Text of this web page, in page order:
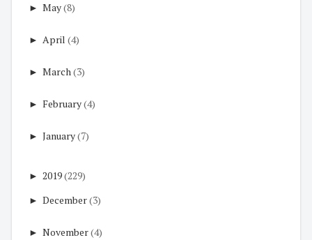
► May(8)
► April (4)
► March(3)
► February(4)
► January(7)
► 2019(229)
► December(3)
► November(4)